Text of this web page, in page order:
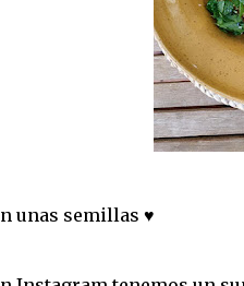
unas semillas ♥